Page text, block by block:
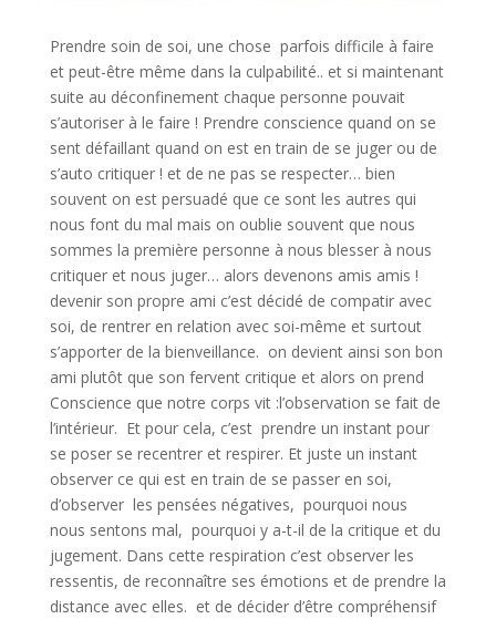
Prendre soin de soi, une chose parfois difficile à faire
et peut-être même dans la culpabilité.. et si maintenant
suite au déconfinement chaque personne pouvait
s’autoriser à le faire ! Prendre conscience quand on se
sent défaillant quand on est en train de se juger ou de
s’auto critiquer ! et de ne pas se respecter… bien
souvent on est persuadé que ce sont les autres qui
nous font du mal mais on oublie souvent que nous
sommes la première personne à nous blesser à nous
critiquer et nous juger… alors devenons amis amis !
devenir son propre ami c’est décidé de compatir avec
soi, de rentrer en relation avec soi-même et surtout
s’apporter de la bienveillance. on devient ainsi son bon
ami plutôt que son fervent critique et alors on prend
Conscience que notre corps vit :l’observation se fait de
l’intérieur. Et pour cela, c’est prendre un instant pour
se poser se recentrer et respirer. Et juste un instant
observer ce qui est en train de se passer en soi,
d’observer les pensées négatives, pourquoi nous
nous sentons mal, pourquoi y a-t-il de la critique et du
jugement. Dans cette respiration c’est observer les
ressentis, de reconnaître ses émotions et de prendre la
distance avec elles. et de décider d’être compréhensif